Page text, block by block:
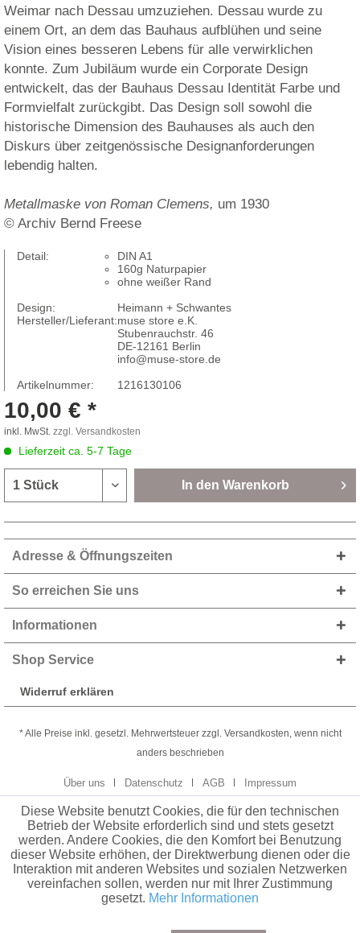
Weimar nach Dessau umzuziehen. Dessau wurde zu
einem Ort, an dem das Bauhaus aufblühen und seine
Vision eines besseren Lebens für alle verwirklichen
konnte. Zum Jubiläum wurde ein Corporate Design
entwickelt, das der Bauhaus Dessau Identität Farbe und
Formvielfalt zurückgibt. Das Design soll sowohl die
historische Dimension des Bauhauses als auch den
Diskurs über zeitgenössische Designanforderungen
lebendig halten.
Metallmaske von Roman Clemens, um 1930
© Archiv Bernd Freese
Detail:
DIN A1
160g Naturpapier
ohne weißer Rand
Design:
Heimann + Schwantes
Hersteller/Lieferant:muse store e.K.
Stubenrauchstr. 46
DE-12161 Berlin
info@muse-store.de
Artikelnummer:
1216130106
10,00 € *
inkl. MwSt. zzgl. Versandkosten
Lieferzeit ca. 5-7 Tage
In den Warenkorb
Adresse & Öffnungszeiten
So erreichen Sie uns
Informationen
Shop Service
Widerruf erklären
* Alle Preise inkl. gesetzl. Mehrwertsteuer zzgl. Versandkosten, wenn nicht
anders beschrieben
Über uns Datenschutz AGB Impressum
Diese Website benutzt Cookies, die für den technischen
Betrieb der Website erforderlich sind und stets gesetzt
werden. Andere Cookies, die den Komfort bei Benutzung
dieser Website erhöhen, der Direktwerbung dienen oder die
Interaktion mit anderen Websites und sozialen Netzwerken
vereinfachen sollen, werden nur mit Ihrer Zustimmung
gesetzt. Mehr Informationen